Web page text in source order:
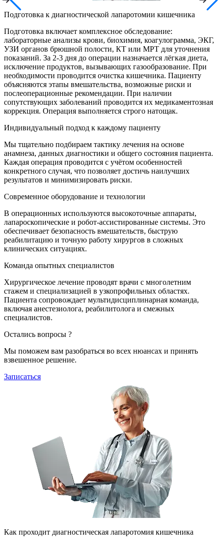
Подготовка к диагностической лапаротомии кишечника
Подготовка включает комплексное обследование:
лабораторные анализы крови, биохимия, коагулограмма, ЭКГ,
УЗИ органов брюшной полости, КТ или МРТ для уточнения
показаний. За 2-3 дня до операции назначается лёгкая диета,
исключение продуктов, вызывающих газообразование. При
необходимости проводится очистка кишечника. Пациенту
объясняются этапы вмешательства, возможные риски и
послеоперационные рекомендации. При наличии
сопутствующих заболеваний проводится их медикаментозная
коррекция. Операция выполняется строго натощак.
Индивидуальный подход к каждому пациенту
Мы тщательно подбираем тактику лечения на основе
анамнеза, данных диагностики и общего состояния пациента.
Каждая операция проводится с учётом особенностей
конкретного случая, что позволяет достичь наилучших
результатов и минимизировать риски.
Современное оборудование и технологии
В операционных используются высокоточные аппараты,
лапароскопические и робот-ассистированные системы. Это
обеспечивает безопасность вмешательств, быструю
реабилитацию и точную работу хирургов в сложных
клинических ситуациях.
Команда опытных специалистов
Хирургическое лечение проводят врачи с многолетним
стажем и специализацией в узкопрофильных областях.
Пациента сопровождает мультидисциплинарная команда,
включая анестезиолога, реабилитолога и смежных
специалистов.
Остались вопросы ?
Мы поможем вам разобраться во всех нюансах и принять
взвешенное решение.
Записаться
Как проходит диагностическая лапаротомия кишечника